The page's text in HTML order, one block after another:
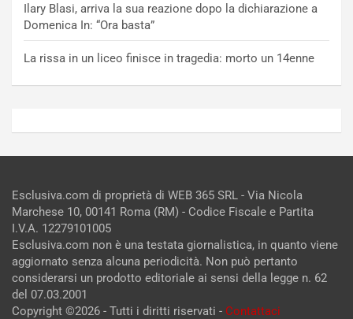
Ilary Blasi, arriva la sua reazione dopo la dichiarazione a
Domenica In: “Ora basta”
La rissa in un liceo finisce in tragedia: morto un 14enne
Esclusiva.com di proprietà di WEB 365 SRL - Via Nicola
Marchese 10, 00141 Roma (RM) - Codice Fiscale e Partita
I.V.A. 12279101005
Esclusiva.com non è una testata giornalistica, in quanto viene
aggiornato senza alcuna periodicità. Non può pertanto
considerarsi un prodotto editoriale ai sensi della legge n. 62
del 07.03.2001
Copyright ©2026 - Tutti i diritti riservati - Contattaci